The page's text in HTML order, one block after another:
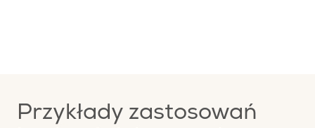
Przykłady zastosowań